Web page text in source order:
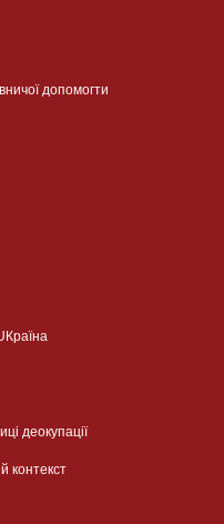
допомогти
деокупації
контекст